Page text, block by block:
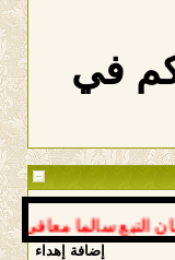
في
سالما معافى د
إضافة إهداء